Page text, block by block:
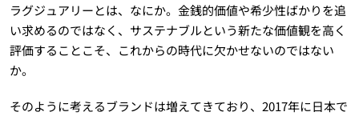
ラグジュアリーとは、なにか。金銭的価値や希少性ばかりを追
い求めるのではなく、サステナブルという新たな価値観を高く
評価することこそ、これからの時代に欠かせないのではない
か。
そのように考えるブランドは増えてきており、2017年に日本で